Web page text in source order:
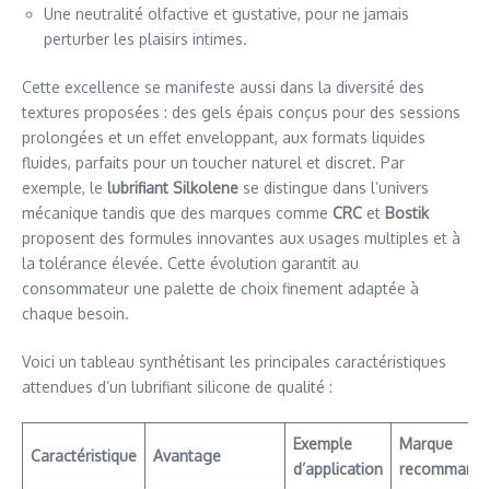
Une neutralité olfactive et gustative, pour ne jamais
perturber les plaisirs intimes.
Cette excellence se manifeste aussi dans la diversité des
textures proposées : des gels épais conçus pour des sessions
prolongées et un effet enveloppant, aux formats liquides
fluides, parfaits pour un toucher naturel et discret. Par
exemple, le lubrifiant Silkolene se distingue dans l’univers
mécanique tandis que des marques comme CRC et Bostik
proposent des formules innovantes aux usages multiples et à
la tolérance élevée. Cette évolution garantit au
consommateur une palette de choix finement adaptée à
chaque besoin.
Voici un tableau synthétisant les principales caractéristiques
attendues d’un lubrifiant silicone de qualité :
Caractéristique Avantage
Exemple
d’application
Marque